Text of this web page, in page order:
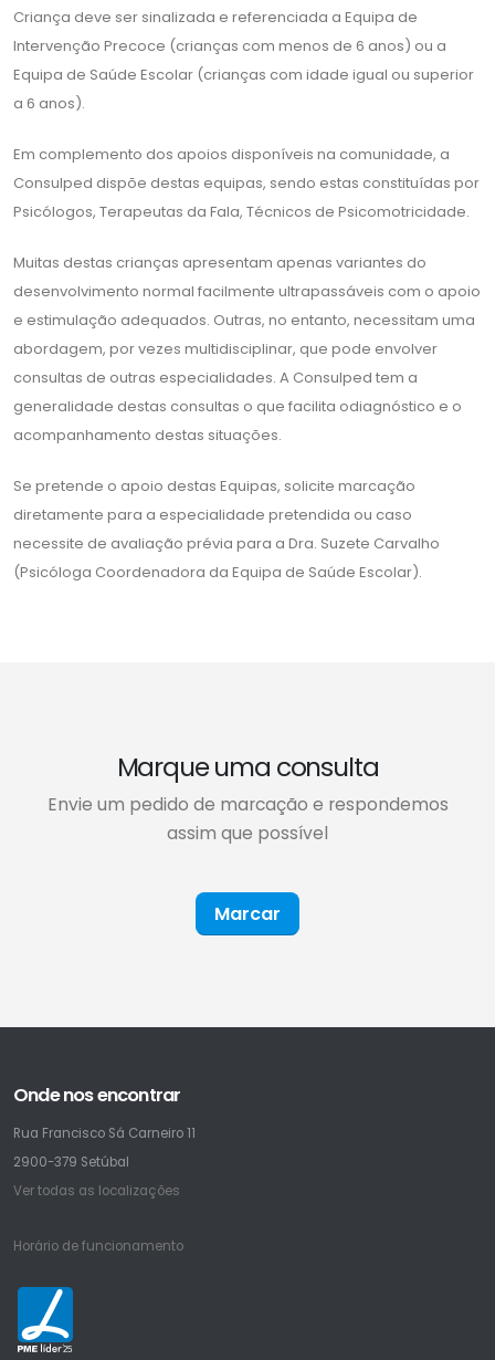
Criança deve ser sinalizada e referenciada a Equipa de
Intervenção Precoce (crianças com menos de 6 anos) ou a
Equipa de Saúde Escolar (crianças com idade igual ou superior
a 6 anos).
Em complemento dos apoios disponíveis na comunidade, a
Consulped dispõe destas equipas, sendo estas constituídas por
Psicólogos, Terapeutas da Fala, Técnicos de Psicomotricidade.
Muitas destas crianças apresentam apenas variantes do
desenvolvimento normal facilmente ultrapassáveis com o apoio
e estimulação adequados. Outras, no entanto, necessitam uma
abordagem, por vezes multidisciplinar, que pode envolver
consultas de outras especialidades. A Consulped tem a
generalidade destas consultas o que facilita odiagnóstico e o
acompanhamento destas situações.
Se pretende o apoio destas Equipas, solicite marcação
diretamente para a especialidade pretendida ou caso
necessite de avaliação prévia para a Dra. Suzete Carvalho
(Psicóloga Coordenadora da Equipa de Saúde Escolar).
Marque uma consulta
Envie um pedido de marcação e respondemos
assim que possível
Marcar
Onde nos encontrar
Rua Francisco Sá Carneiro 11
2900-379 Setúbal
Ver todas as localizações
Horário de funcionamento
25